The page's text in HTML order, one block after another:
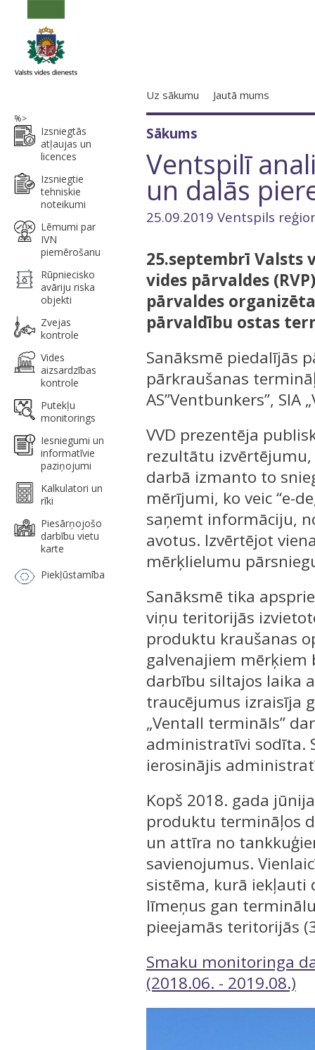
Uz sākumu Jautā mums
%>
Izsniegtās
atļaujas un
licences
Izsniegtie
tehniskie
noteikumi
Lēmumi par
IVN
piemērošanu
Rūpniecisko
avāriju riska
objekti
Zvejas
kontrole
Vides
aizsardzības
kontrole
Putekļu
monitorings
Iesniegumi un
informatīvie
paziņojumi
Kalkulatori un
rīki
Piesārņojošo
darbību vietu
karte
Piekļūstamība
Sākums
Ventspilī
un dalās
25.09.2019 Ventspils
25.septembrī Valsts
vides pārvaldes
pārvaldes
pārvaldību ostas
Sanāksmē piedalījās
pārkraušanas
AS”Ventbunkers”,
VVD prezentēja
rezultātu izvērtējumu,
darbā izmanto to
mērījumi, ko veic “e-
saņemt informāciju,
avotus. Izvērtējot
mērķlielumu
Sanāksmē tika
viņu teritorijās
produktu kraušanas
galvenajiem mērķiem
darbību siltajos laika
traucējumus izraisīja
„Ventall termināls”
administratīvi sodīta.
ierosinājis
Kopš 2018. gada
produktu termināļos
un attīra no
savienojumus.
sistēma, kurā iekļauti
līmeņus gan
pieejamās teritorijās
Smaku monitoringa
(2018.06. - 2019.08.)